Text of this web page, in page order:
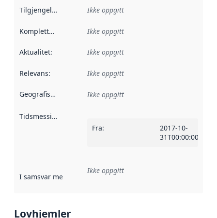
Tilgjengelighet Ikke oppgitt
Kompletthet Ikke oppgitt
Aktualitet: Ikke oppgitt
Relevans: Ikke oppgitt
Geografisk avgrensning :
Ikke oppgitt
Tidsmessig avgrensning
Fra:
2017-10-
31T00:00:00Z
I samsvar med Referanse til en implementasjonsregel
Ikke oppgitt
Lovhjemler